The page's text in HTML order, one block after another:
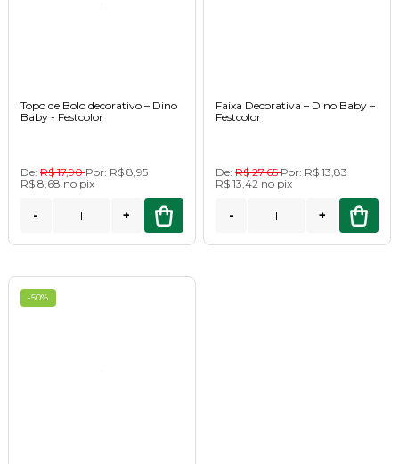
Topo de Bolo decorativo – Dino
Baby - Festcolor
De: R$ 17,90Por: R$ 8,95
R$ 8,68 no pix
- +
Faixa Decorativa – Dino Baby –
Festcolor
De: R$ 27,65Por: R$ 13,83
R$ 13,42 no pix
- +
-50%